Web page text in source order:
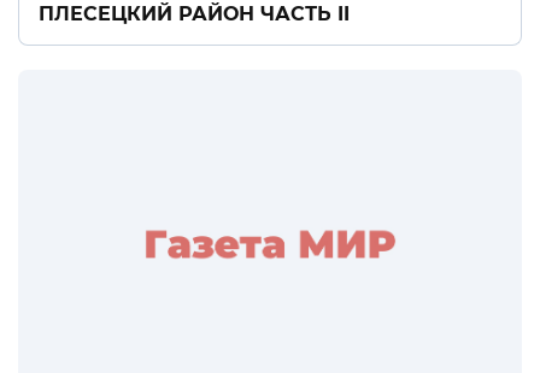
ПЛЕСЕЦКИЙ РАЙОН ЧАСТЬ II